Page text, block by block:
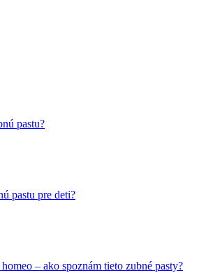
pastu?
pastu pre deti?
– ako spoznám tieto zubné pasty?